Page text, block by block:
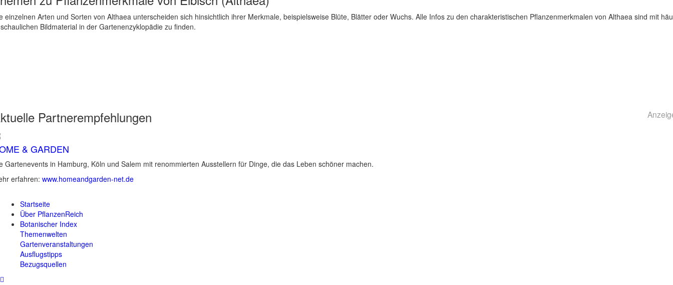
einzelnen Arten und Sorten von Althaea unterscheiden sich hinsichtlich ihrer Merkmale, beispielsweise Blüte, Blätter oder Wuchs. Alle Infos zu den charakteristischen Pflanzenmerkmalen von Althaea sind mit
Bildmaterial in der Gartenenzyklopädie zu finden.
Partnerempfehlungen
& GARDEN
Gartenevents in Hamburg, Köln und Salem mit renommierten Ausstellern für Dinge, die das Leben schöner machen.
erfahren: www.homeandgarden-net.de
Startseite
Über PflanzenReich
Botanischer Index
Themenwelten
Gartenveranstaltungen
Ausflugstipps
Bezugsquellen